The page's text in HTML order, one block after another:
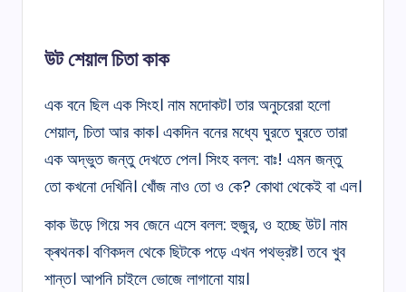
উট শেয়াল চিতা কাক
এক বনে ছিল এক সিংহ। নাম মদোকট। তার অনুচরেরা হলো
শেয়াল, চিতা আর কাক। একদিন বনের মধ্যে ঘুরতে ঘুরতে তারা
এক অদ্ভুত জন্তু দেখতে পেল। সিংহ বলল: বাঃ! এমন জন্তু
তো কখনো দেখিনি। খোঁজ নাও তো ও কে? কোথা থেকেই বা এল।
কাক উড়ে গিয়ে সব জেনে এসে বলল: হুজুর, ও হচ্ছে উট। নাম
ক্ৰথনক। বণিকদল থেকে ছিটকে পড়ে এখন পথভ্রষ্ট। তবে খুব
শান্ত। আপনি চাইলে ভোজে লাগানো যায়।